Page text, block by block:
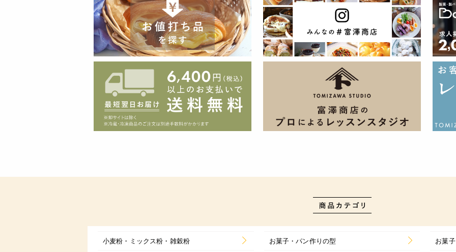
小麦粉・ミックス粉・雑穀粉 お菓子・パン作りの型
お菓